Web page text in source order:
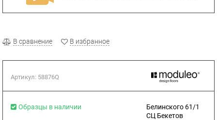
В сравнение В избранное
Артикул: 58876Q
Образцы в наличии
Белинского 61/1
СЦ Бекетов